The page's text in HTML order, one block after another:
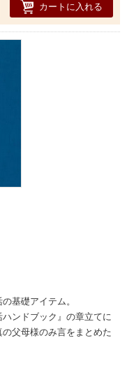
カートに入れる
基礎アイテム。
ンドブック』の章立てに
父母様のみ言をまとめた